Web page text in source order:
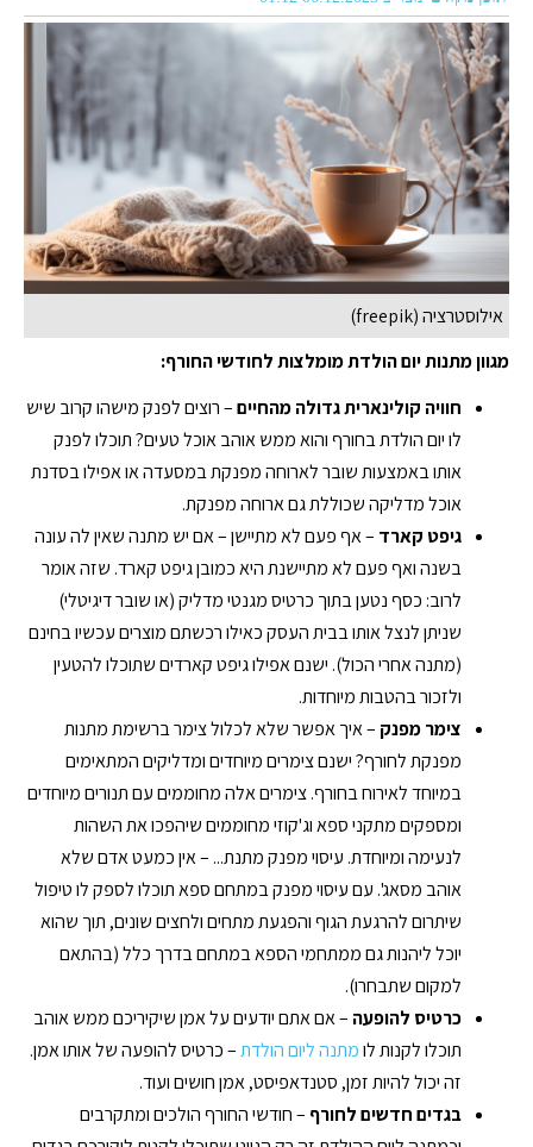
אילוסטרציה (freepik)
מגוון מתנות יום הולדת מומלצות לחודשי החורף:
חוויה קולינארית גדולה מהחיים– רוצים לפנק מישהו קרוב שיש
לו יום הולדת בחורף והוא ממש אוהב אוכל טעים? תוכלו לפנק
אותו באמצעות שובר לארוחה מפנקת במסעדה או אפילו בסדנת
אוכל מדליקה שכוללת גם ארוחה מפנקת.
גיפט קארד – אף פעם לא מתיישן – אם יש מתנה שאין לה עונה
בשנה ואף פעם לא מתיישנת היא כמובן גיפט קארד. שזה אומר
לרוב: כסף נטען בתוך כרטיס מגנטי מדליק (או שובר דיגיטלי)
שניתן לנצל אותו בבית העסק כאילו רכשתם מוצרים עכשיו בחינם
(מתנה אחרי הכול). ישנם אפילו גיפט קארדים שתוכלו להטעין
ולזכור בהטבות מיוחדות.
צימר מפנק – איך אפשר שלא לכלול צימר ברשימת מתנות
מפנקת לחורף? ישנם צימרים מיוחדים ומדליקים המתאימים
במיוחד לאירוח בחורף. צימרים אלה מחוממים עם תנורים מיוחדים
ומספקים מתקני ספא וג'קוזי מחוממים שיהפכו את השהות
לנעימה ומיוחדת. עיסוי מפנק מתנת... – אין כמעט אדם שלא
אוהב מסאג'. עם עיסוי מפנק במתחם ספא תוכלו לספק לו טיפול
שיתרום להרגעת הגוף והפגעת מתחים ולחצים שונים, תוך שהוא
יוכל ליהנות גם ממתחמי הספא במתחם בדרך כלל (בהתאם
למקום שתבחרו).
כרטיס להופעה – אם אתם יודעים על אמן שיקיריכם ממש אוהב
תוכלו לקנות לומתנה ליום הולדת– כרטיס להופעה של אותו אמן.
זה יכול להיות זמן, סטנדאפיסט, אמן חושים ועוד.
בגדים חדשים לחורף – חודשי החורף הולכים ומתקרבים